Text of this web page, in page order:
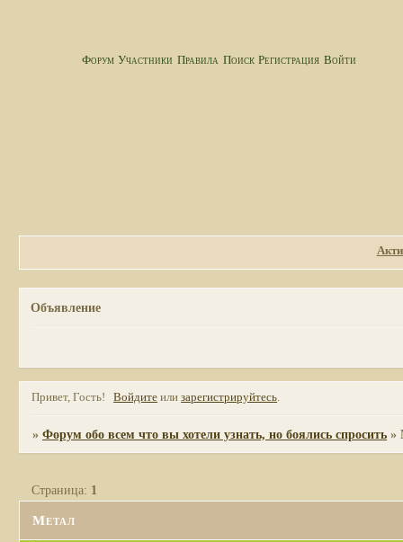
Форум Участники Правила Поиск Регистрация Войти
Объявление
Привет, Гость! Войдите илизарегистрируйтесь.
»Форум обо всем что вы хотели узнать, но боялись спросить »
Метал
Страница: 1